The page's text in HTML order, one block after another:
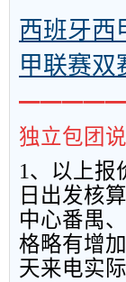
西班牙西
甲联赛双
独立包团说
1、以上报
日出发核
中心番禺
格略有增
天来电实